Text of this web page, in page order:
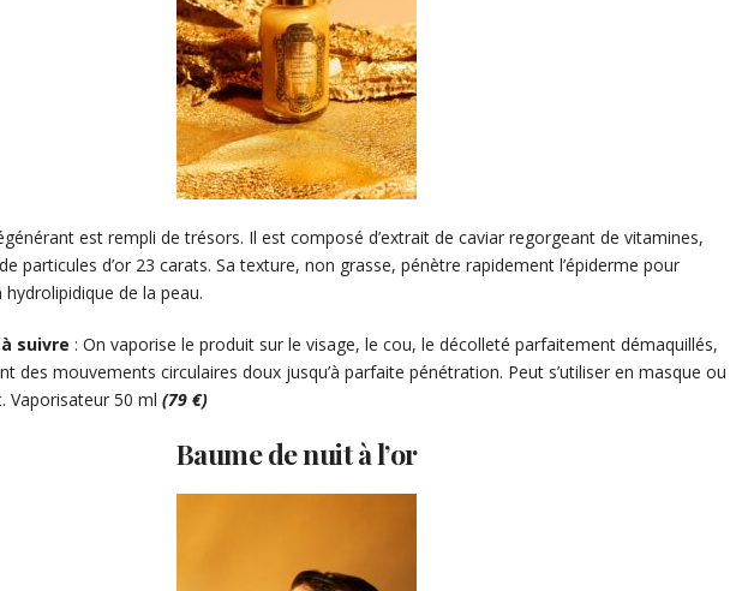
est rempli de trésors. Il est composé d’extrait de caviar regorgeant de vitamines,
de particules d’or 23 carats. Sa texture, non grasse, pénètre rapidement l’épiderme pour
de la peau.
suivre : On vaporise le produit sur le visage, le cou, le décolleté parfaitement démaquillés,
des mouvements circulaires doux jusqu’à parfaite pénétration. Peut s’utiliser en masque ou
Vaporisateur 50 ml (79 €)
Baume de nuit à l’or